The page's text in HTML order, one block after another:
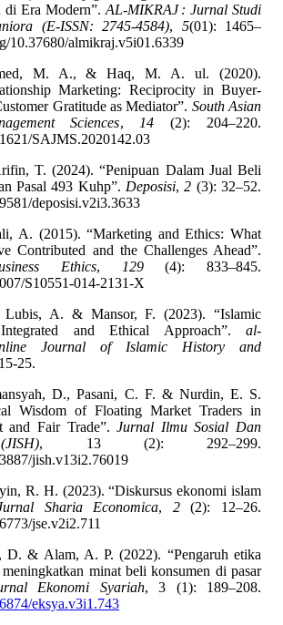
di Era Modern”. AL-MIKRAJ : Jurnal Studi
(E-ISSN: 2745-4584), 5(01): 1465–
10.37680/almikraj.v5i01.6339
M. A., & Haq, M. A. ul. (2020).
Marketing: Reciprocity in Buyer-
Gratitude as Mediator”. South Asian
Sciences, 14(2): 204–220.
SAJMS.2020142.03
T. (2024). “Penipuan Dalam Jual Beli
Pasal 493 Kuhp”. Deposisi,2 (3): 32–52.
deposisi.v2i3.3633
A. (2015). “Marketing and Ethics: What
Contributed and the Challenges Ahead”.
Ethics, 129(4): 833–845.
S10551-014-2131-X
A. & Mansor, F. (2023). “Islamic
and Ethical Approach”. al-
Journal of Islamic History and
D., Pasani, C. F. & Nurdin, E. S.
Wisdom of Floating Market Traders in
and Fair Trade”.Jurnal Ilmu Sosial Dan
, 13 (2): 292–299.
jish.v13i2.76019
R. H. (2023). “Diskursus ekonomi islam
Sharia Economica, 2(2): 12–26.
jse.v2i2.711
D. & Alam, A. P. (2022). “Pengaruh etika
minat beli konsumen di pasar
Ekonomi Syariah, 3 (1): 189–208.
eksya.v3i1.743